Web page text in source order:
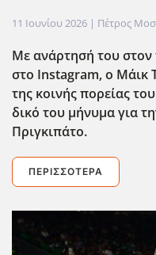
11 Ιουνίου 2026 | Πέτρος
Με ανάρτησή του
στο Instagram, ο Μάικ
της κοινής πορείας
δικό του μήνυμα για
Πριγκιπάτο.
ΠΕΡΙΣΣΌΤΕΡΑ